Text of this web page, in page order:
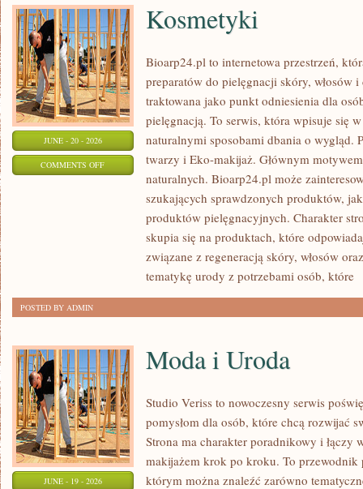
JUNE - 20 - 2026
COMMENTS OFFON
KOSMETYKI
Kosmetyki
Bioarp24.pl to internetowa przestrzeń,
preparatów do pielęgnacji skóry, włosów i
traktowana jako punkt odniesienia dla
pielęgnacją. To serwis, która wpisuje się
naturalnymi sposobami dbania o wygląd.
twarzy i Eko-makijaż. Głównym
naturalnych. Bioarp24.pl może
szukających sprawdzonych produktów,
produktów pielęgnacyjnych. Charakter
skupia się na produktach, które
związane z regeneracją skóry, włosów
tematykę urody z potrzebami osób, które
POSTED BY ADMIN
JUNE - 19 - 2026
Moda i Uroda
Studio Veriss to nowoczesny serwis
pomysłom dla osób, które chcą rozwijać
Strona ma charakter poradnikowy i łączy
makijażem krok po kroku. To
którym można znaleźć zarówno